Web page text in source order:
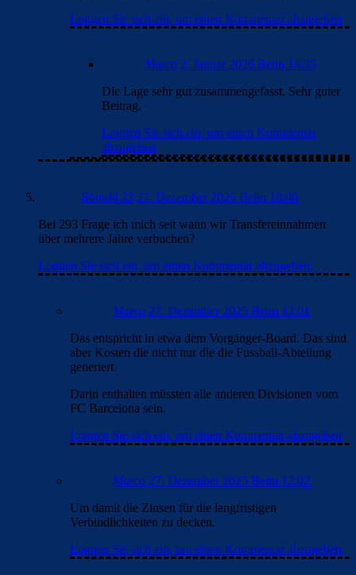
Loggen Sie sich ein, um einen Kommentar abzugeben
Marco 2. Januar 2026 Beim 14:35
Die Lage sehr gut zusammengefasst. Sehr guter
Beitrag.
Loggen Sie sich ein, um einen Kommentar
abzugeben
Ronald.33 27. Dezember 2025 Beim 10:00
Bei 293 Frage ich mich seit wann wir Transfereinnahmen
über mehrere Jahre verbuchen?
Loggen Sie sich ein, um einen Kommentar abzugeben
Marco 27. Dezember 2025 Beim 12:01
Das entspricht in etwa dem Vorgänger-Board. Das sind
aber Kosten die nicht nur die die Fussball-Abteilung
generiert.
Darin enthalten müssten alle anderen Divisionen vom
FC Barcelona sein.
Loggen Sie sich ein, um einen Kommentar abzugeben
Marco 27. Dezember 2025 Beim 12:02
Um damit die Zinsen für die langfristigen
Verbindlichkeiten zu decken.
Loggen Sie sich ein, um einen Kommentar abzugeben